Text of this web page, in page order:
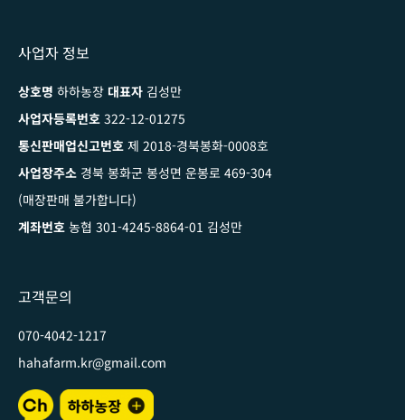
사업자 정보
상호명 하하농장 대표자 김성만
사업자등록번호 322-12-01275
통신판매업신고번호 제 2018-경북봉화-0008호
사업장주소 경북 봉화군 봉성면 운봉로 469-304
(매장판매 불가합니다)
계좌번호 농협 301-4245-8864-01 김성만
고객문의
070-4042-1217
hahafarm.kr@gmail.com